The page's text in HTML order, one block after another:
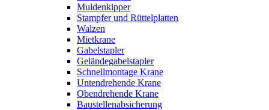
Muldenkipper
Stampfer und Rüttelplatten
Walzen
Mietkrane
Gabelstapler
Geländegabelstapler
Schnellmontage Krane
Untendrehende Krane
Obendrehende Krane
Baustellenabsicherung